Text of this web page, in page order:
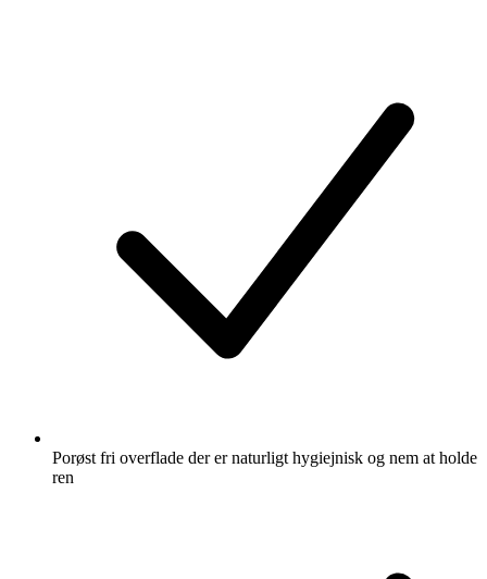
Porøst fri overflade der er naturligt hygiejnisk og nem at holde
ren